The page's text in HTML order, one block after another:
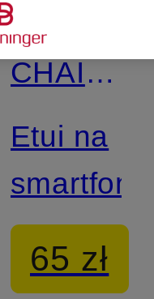
CHEEKY
CHAIN
MUNICH
Etui na
smartfon
65 zł